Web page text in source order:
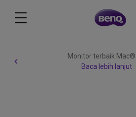
pekerjaan BenQ
Baca lebih lanjut